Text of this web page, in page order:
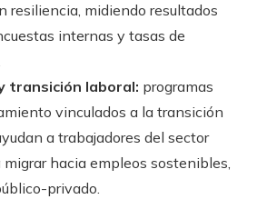
resiliencia, midiendo resultados
internas y tasas de
transición laboral: programas
vinculados a la transición
a trabajadores del sector
hacia empleos sostenibles,
privado.